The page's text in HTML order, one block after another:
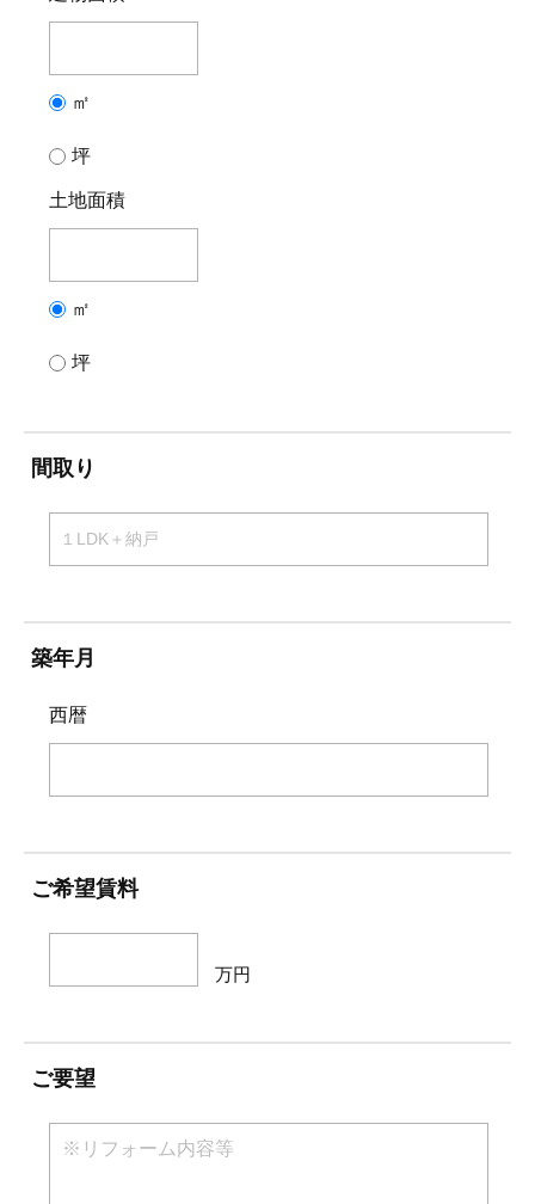
㎡
坪
土地面積
㎡
坪
間取り
築年月
西暦
ご希望賃料
万円
ご要望